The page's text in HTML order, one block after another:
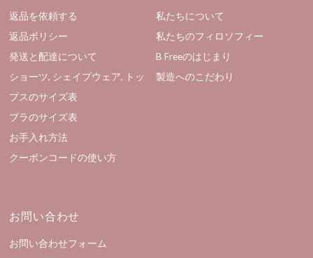
返品を依頼する
返品ポリシー
発送と配達について
ショーツ, シェイプウェア, トッ
プスのサイズ表
ブラのサイズ表
お手入れ方法
クーポンコードの使い方
私たちについて
私たちのフィロソフィー
B Freeのはじまり
製造へのこだわり
お問い合わせ
お問い合わせフォーム